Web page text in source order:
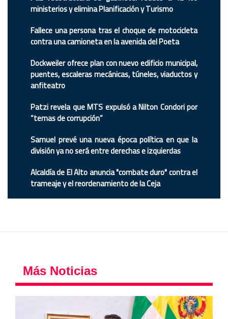
ministerios y elimina Planificación y Turismo
Fallece una persona tras el choque de motocicleta
contra una camioneta en la avenida del Poeta
Dockweiler ofrece plan con nuevo edificio municipal,
puentes, escaleras mecánicas, túneles, viaductos y
anfiteatro
Patzi revela que MTS expulsó a Nilton Condori por
“temas de corrupción”
Samuel prevé una nueva época política en que la
división ya no será entre derechas e izquierdas
Alcaldía de El Alto anuncia "combate duro" contra el
trameaje y el reordenamiento de la Ceja
Más Noticias